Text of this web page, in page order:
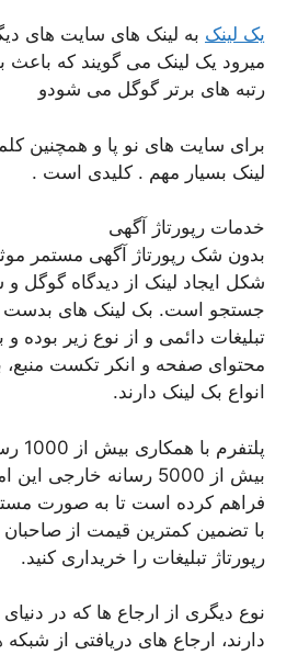
یک لینک به لینک های سایت های
میرود یک لینک می گویند که
رتبه های برتر گوگل می شودو
برای سایت های نو پا و همچنین
لینک بسیار مهم . کلیدی است .
خدمات رپورتاژ آگهی
بدون شک رپورتاژ آگهی مستمر
شکل ایجاد لینک از دیدگاه گوگل و
جستجو است. بک لینک های بدست
تبلیغات دائمی و از نوع زیر بوده
محتوای صفحه و انکر تکست منبع،
انواع بک لینک دارند.
بیش از 5000 رسانه خارجی
فراهم کرده است تا به صورت
با تضمین کمترین قیمت از
رپورتاژ تبلیغات را خریداری کنید.
نوع دیگری از ارجاع ها که در دنیای
دارند، ارجاع های دریافتی از